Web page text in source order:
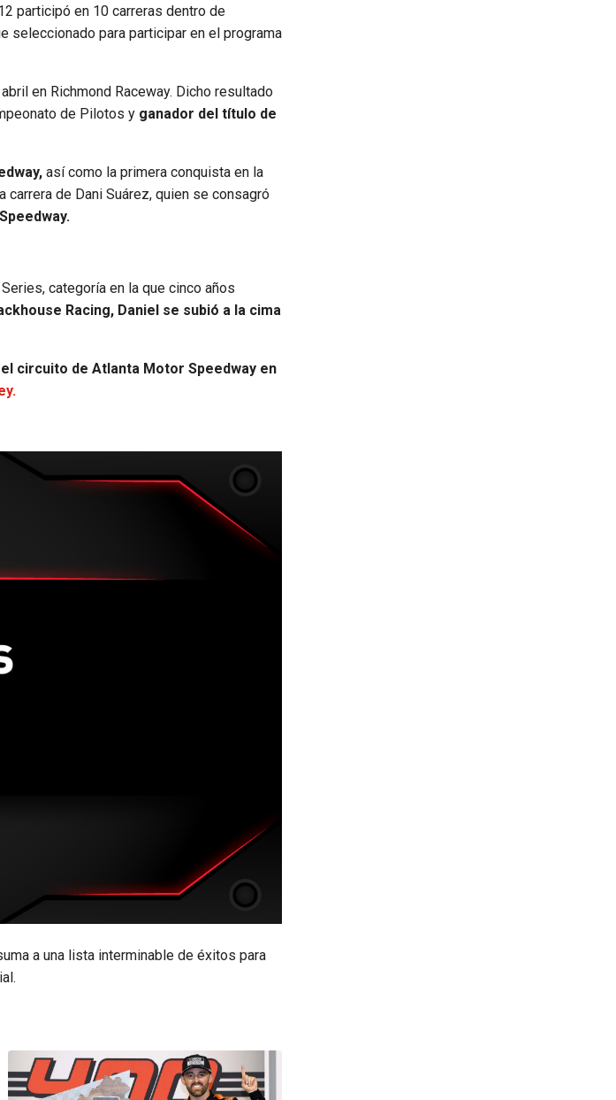
participó en 10 carreras dentro de
seleccionado para participar en el programa
en Richmond Raceway. Dicho resultado
de Pilotos y ganador del título de
así como la primera conquista en la
de Dani Suárez, quien se consagró
categoría en la que cinco años
Racing, Daniel se subió a la cima
circuito de Atlanta Motor Speedway en
a una lista interminable de éxitos para